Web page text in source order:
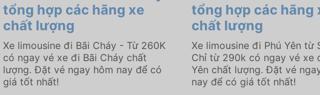
tổng hợp các hãng xe
chất lượng
Xe limousine đi Bãi Cháy - Từ 260K
có ngay vé xe đi Bãi Cháy chất
lượng. Đặt vé ngay hôm nay để có
giá tốt nhất!
tổng hợp các hãng
chất lượng
Xe limousine đi Phú Yên từ
Chỉ từ 290k có ngay vé xe
Yên chất lượng. Đặt vé
nay để có giá tốt nhất!